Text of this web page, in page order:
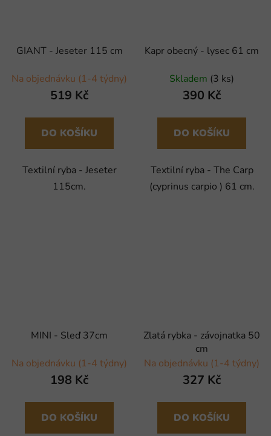
GIANT - Jeseter 115 cm
Na objednávku (1-4 týdny)
519 Kč
DO KOŠÍKU
Textilní ryba - Jeseter
115cm.
Kapr obecný - lysec 61 cm
Skladem (3 ks)
390 Kč
DO KOŠÍKU
Textilní ryba - The Carp
(cyprinus carpio ) 61 cm.
MINI - Sleď 37cm
Na objednávku (1-4 týdny)
198 Kč
DO KOŠÍKU
Zlatá rybka - závojnatka 50
cm
Na objednávku (1-4 týdny)
327 Kč
DO KOŠÍKU